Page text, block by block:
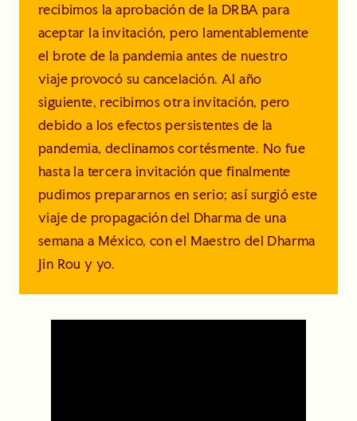
recibimos la aprobación de la DRBA para
aceptar la invitación, pero lamentablemente
el brote de la pandemia antes de nuestro
viaje provocó su cancelación. Al año
siguiente, recibimos otra invitación, pero
debido a los efectos persistentes de la
pandemia, declinamos cortésmente. No fue
hasta la tercera invitación que finalmente
pudimos prepararnos en serio; así surgió este
viaje de propagación del Dharma de una
semana a México, con el Maestro del Dharma
Jin Rou y yo.